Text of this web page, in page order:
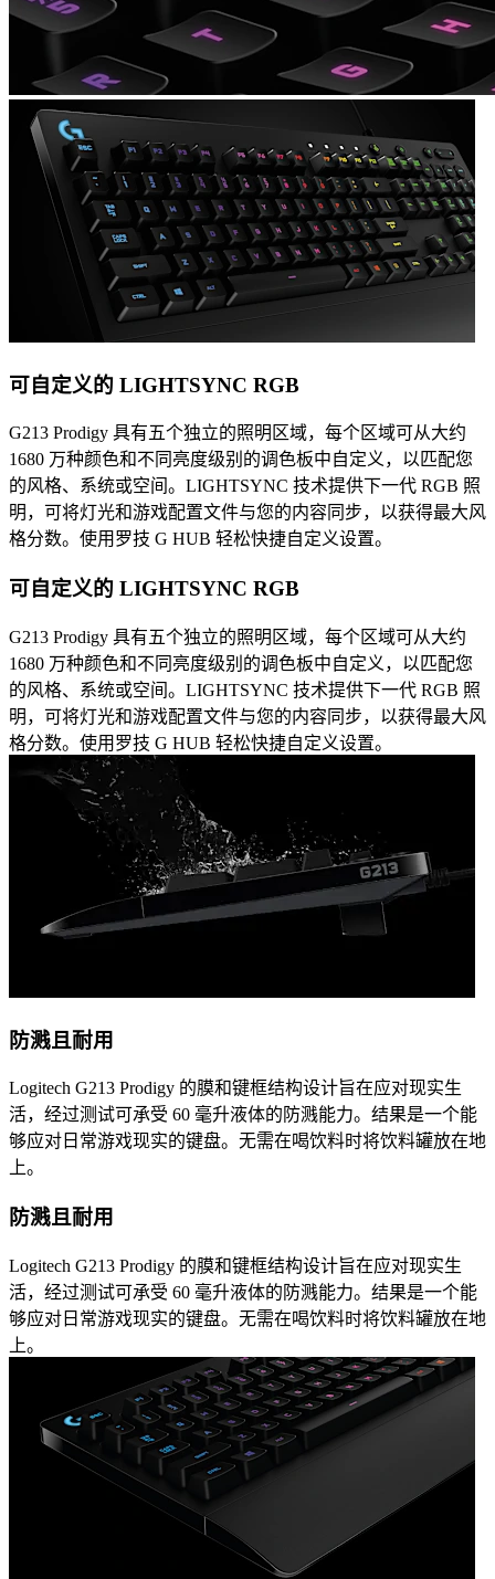
可自定义的 LIGHTSYNC RGB
G213 Prodigy 具有五个独立的照明区域，每个区域可从大约
1680 万种颜色和不同亮度级别的调色板中自定义，以匹配您
的风格、系统或空间。LIGHTSYNC 技术提供下一代 RGB 照
明，可将灯光和游戏配置文件与您的内容同步，以获得最大风
格分数。使用罗技 G HUB 轻松快捷自定义设置。
可自定义的 LIGHTSYNC RGB
G213 Prodigy 具有五个独立的照明区域，每个区域可从大约
1680 万种颜色和不同亮度级别的调色板中自定义，以匹配您
的风格、系统或空间。LIGHTSYNC 技术提供下一代 RGB 照
明，可将灯光和游戏配置文件与您的内容同步，以获得最大风
格分数。使用罗技 G HUB 轻松快捷自定义设置。
防溅且耐用
Logitech G213 Prodigy 的膜和键框结构设计旨在应对现实生
活，经过测试可承受 60 毫升液体的防溅能力。结果是一个能
够应对日常游戏现实的键盘。无需在喝饮料时将饮料罐放在地
上。
防溅且耐用
Logitech G213 Prodigy 的膜和键框结构设计旨在应对现实生
活，经过测试可承受 60 毫升液体的防溅能力。结果是一个能
够应对日常游戏现实的键盘。无需在喝饮料时将饮料罐放在地
上。